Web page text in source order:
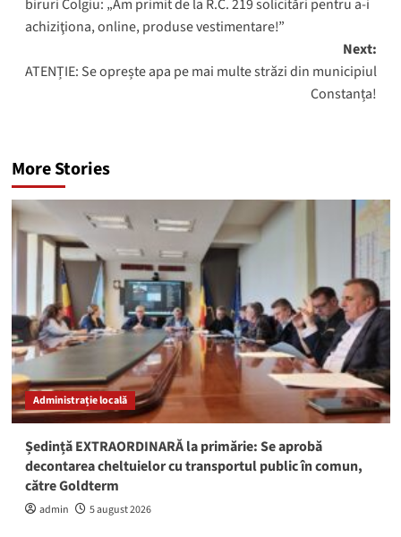
biruri Colgiu: „Am primit de la R.C. 219 solicitări pentru a-i
achiziţiona, online, produse vestimentare!”
Next:
ATENȚIE: Se oprește apa pe mai multe străzi din municipiul
Constanța!
More Stories
Administrație locală
Ședință EXTRAORDINARĂ la primărie: Se aprobă
decontarea cheltuielor cu transportul public în comun,
către Goldterm
admin 5 august 2026